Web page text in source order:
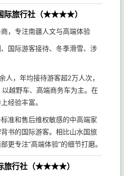
际旅行社（★★★★）
，专注南疆人文与高端体验
国际游客接待、冬季滑雪、涉
人，年均接待游客超2万人次，
越野车、高端商务车为主。在
经验丰富。
准和售后维权敏感的中高端家
书的国际游客。相比山水国旅
更专注"高端体验"的细节打磨。
旅行社（★★★★）